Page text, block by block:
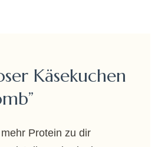
Käsekuchen
Protein zu dir